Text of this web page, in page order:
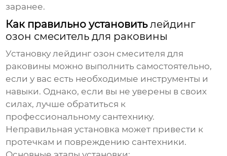
заранее.
Как правильно установитьлейдинг
озон смеситель для раковины
Установкулейдинг озон смесителя для
раковины можно выполнить самостоятельно,
если у вас есть необходимые инструменты и
навыки. Однако, если вы не уверены в своих
силах, лучше обратиться к
профессиональному сантехнику.
Неправильная установка может привести к
протечкам и повреждению сантехники.